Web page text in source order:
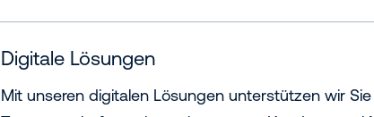
Digitale Lösungen
Mit unseren digitalen Lösungen unterstützen wir Sie